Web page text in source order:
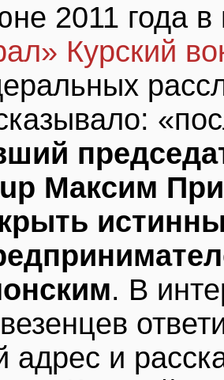
2011 года
Курский
Максим
. В
адрес и